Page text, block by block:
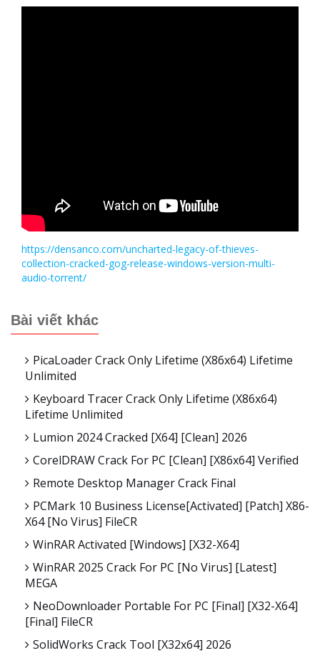
https://densanco.com/uncharted-legacy-of-thieves-
collection-cracked-gog-release-windows-version-multi-
audio-torrent/
Bài viết khác
PicaLoader Crack Only Lifetime (x86x64) Lifetime
Unlimited
Keyboard Tracer Crack Only Lifetime (x86x64)
Lifetime Unlimited
Lumion 2024 Cracked [x64] [Clean] 2026
CorelDRAW Crack For PC [Clean] [x86x64] Verified
Remote Desktop Manager Crack Final
PCMark 10 Business License[Activated] [Patch] X86-
X64 [no Virus] FileCR
WinRAR Activated [Windows] [x32-X64]
WinRAR 2025 Crack For PC [no Virus] [Latest]
MEGA
NeoDownloader Portable For PC [Final] [x32-X64]
[Final] FileCR
SolidWorks Crack Tool [x32x64] 2026